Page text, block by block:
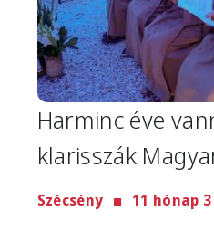
Harminc éve
klarisszák
Szécsény 11 hónap